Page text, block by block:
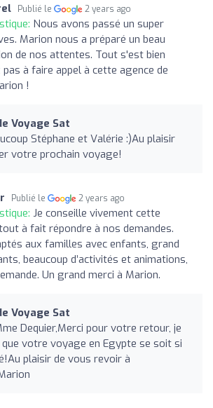
Publié le 2 years ago
Nous avons passé un super
Marion nous a préparé un beau
de nos attentes. Tout s'est bien
à faire appel à cette agence de
!
Voyage Sat
Stéphane et Valérie :)Au plaisir
votre prochain voyage!
Publié le 2 years ago
Je conseille vivement cette
à fait répondre à nos demandes.
aux familles avec enfants, grand
beaucoup d’activités et animations,
Un grand merci à Marion.
Voyage Sat
Dequier,Merci pour votre retour, je
votre voyage en Egypte se soit si
plaisir de vous revoir à